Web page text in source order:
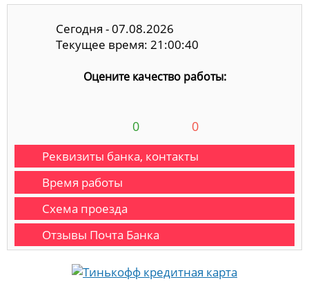
Сегодня - 07.08.2026
Текущее время: 21:00:41
Оцените качество работы:
0 0
Реквизиты банка, контакты
Время работы
Схема проезда
Отзывы Почта Банка